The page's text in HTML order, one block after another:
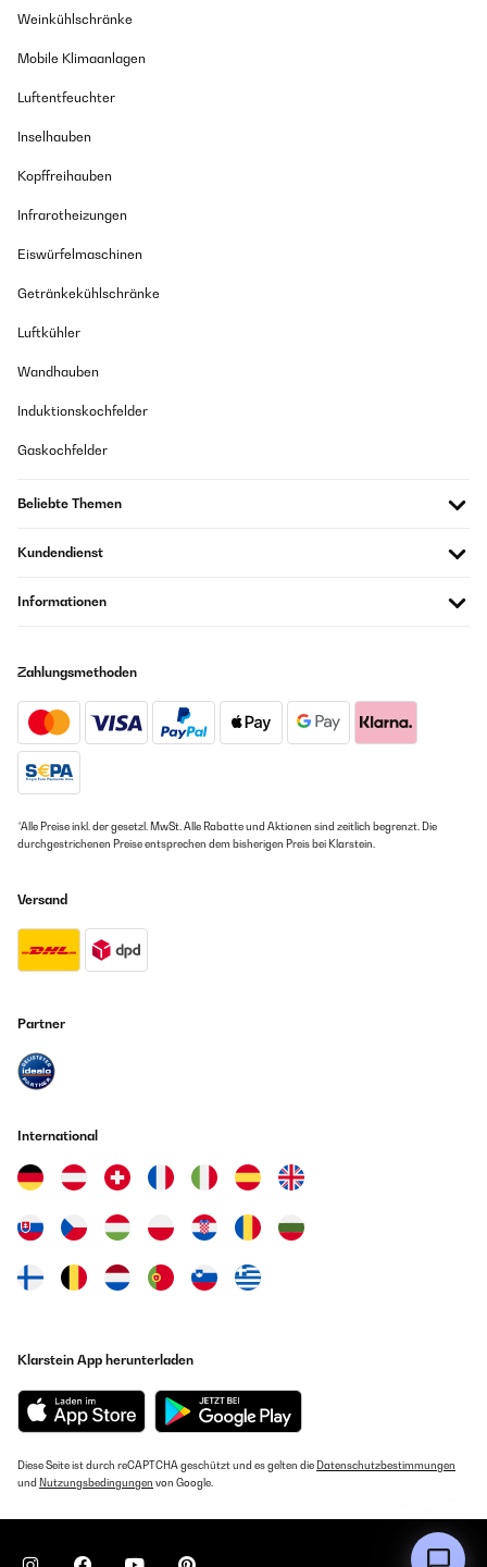
Weinkühlschränke
Mobile Klimaanlagen
Luftentfeuchter
Inselhauben
Kopffreihauben
Infrarotheizungen
Eiswürfelmaschinen
Getränkekühlschränke
Luftkühler
Wandhauben
Induktionskochfelder
Gaskochfelder
Beliebte Themen
Kundendienst
Informationen
Zahlungsmethoden
*Alle Preise inkl. der gesetzl. MwSt. Alle Rabatte und Aktionen sind zeitlich begrenzt. Die
durchgestrichenen Preise entsprechen dem bisherigen Preis bei Klarstein.
Versand
Partner
International
Klarstein App herunterladen
Diese Seite ist durch reCAPTCHA geschützt und es gelten die Datenschutzbestimmungen
und Nutzungsbedingungen von Google.